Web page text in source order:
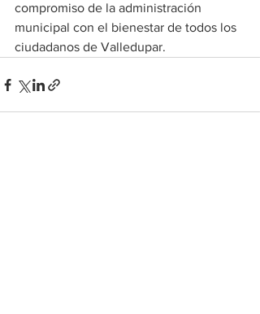
compromiso de la administración
municipal con el bienestar de todos los
ciudadanos de Valledupar.